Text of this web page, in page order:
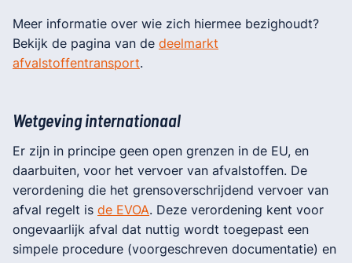
Meer informatie over wie zich hiermee bezighoudt?
Bekijk de pagina van de deelmarkt
afvalstoffentransport.
Wetgeving internationaal
Er zijn in principe geen open grenzen in de EU, en
daarbuiten, voor het vervoer van afvalstoffen. De
verordening die het grensoverschrijdend vervoer van
afval regelt is de EVOA. Deze verordening kent voor
ongevaarlijk afval dat nuttig wordt toegepast een
simpele procedure (voorgeschreven documentatie) en